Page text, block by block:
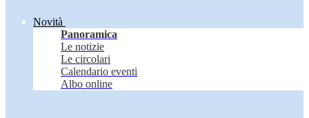
Novità
Panoramica
Le notizie
Le circolari
Calendario eventi
Albo online